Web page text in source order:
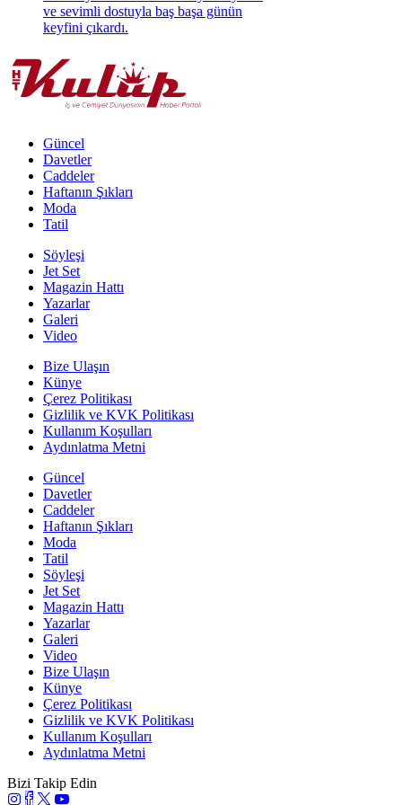
ve sevimli dostuyla baş başa günün
keyfini çıkardı.
Güncel
Davetler
Caddeler
Haftanın Şıkları
Moda
Tatil
Söyleşi
Jet Set
Magazin Hattı
Yazarlar
Galeri
Video
Bize Ulaşın
Künye
Çerez Politikası
Gizlilik ve KVK Politikası
Kullanım Koşulları
Aydınlatma Metni
Güncel
Davetler
Caddeler
Haftanın Şıkları
Moda
Tatil
Söyleşi
Jet Set
Magazin Hattı
Yazarlar
Galeri
Video
Bize Ulaşın
Künye
Çerez Politikası
Gizlilik ve KVK Politikası
Kullanım Koşulları
Aydınlatma Metni
Bizi Takip Edin